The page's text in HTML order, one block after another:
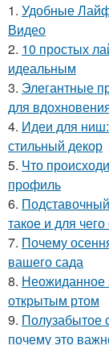
1. Удобные
Видео
2. 10 простых
идеальным
3. Элегантные
для
4. Идеи для ниш:
стильный декор
5. Что
профиль
6.
такое и для
7. Почему
вашего сада
8. Неожиданное
открытым ртом
9. Полузабытое
почему это